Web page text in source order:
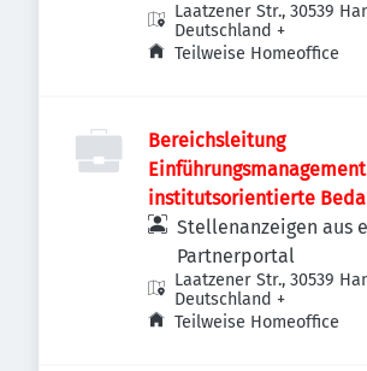
Laatzener Str., 30539
Deutschland +
Teilweise Homeoffice
Bereichsleitung
Einführungsmanagement
institutsorientierte
(m/w/d)
Stellenanzeigen aus
Partnerportal
Laatzener Str., 30539
Deutschland +
Teilweise Homeoffice